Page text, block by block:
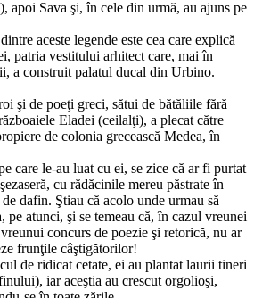
apoi Sava şi, în cele din urmă, au ajuns pe
aceste legende este cea care explică
patria vestitului arhitect care, mai în
a construit palatul ducal din Urbino.
şi de poeţi greci, sătui de bătăliile fără
Eladei (ceilalţi), a plecat către
de colonia grecească Medea, în
care le-au luat cu ei, se zice că ar fi purtat
cu rădăcinile mereu păstrate în
dafin. Ştiau că acolo unde urmau să
pe atunci, şi se temeau că, în cazul vreunei
concurs de poezie şi retorică, nu ar
frunţile câştigătorilor!
de ridicat cetate, ei au plantat laurii tineri
iar aceştia au crescut orgolioşi,